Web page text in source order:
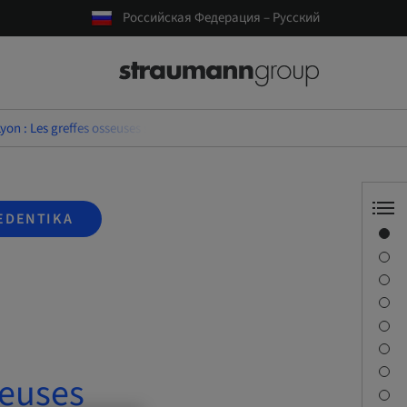
Российская Федерация – Русский
: Les greffes osseuses sous sinusiennes : Techniques chirurgicales et